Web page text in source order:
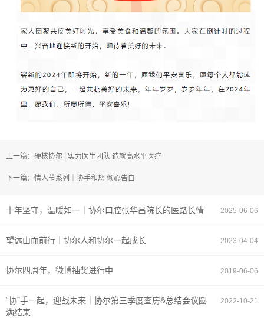
上一篇：硬核协尔 | 实力医生团队 造就高水平医疗
下一篇：情人节系列｜协手和您 倾心告白
2025-06-06
十年坚守，温暖如一｜协尔口腔张华昌院长的医路长情
2023-04-04
​望远山而前行｜协尔人和协尔一起成长
2019-06-06
协尔四周年，微博抽奖进行中
2022-10-21
“协”手一起，迎战未来｜协尔第三季度查房&总结会议圆
满结束